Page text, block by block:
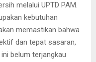
melalui UPTD PAM.
kebutuhan
memastikan bahwa
dan tepat sasaran,
belum terjangkau